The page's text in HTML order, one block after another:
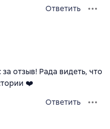
Ответить
отзыв! Рада видеть, что
❤️
Ответить